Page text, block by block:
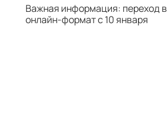
Важная информация: переход в
онлайн-формат с 10 января